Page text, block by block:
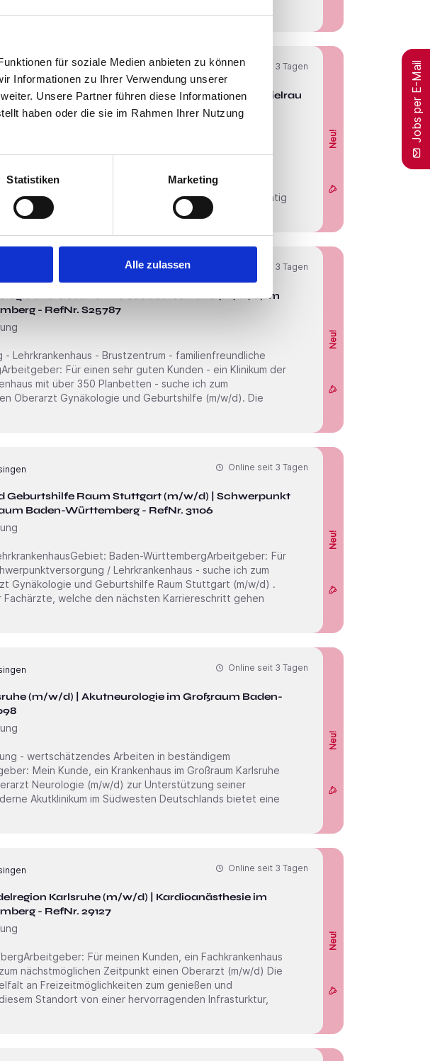
für soziale Medien anbieten zu können
Informationen zu Ihrer Verwendung unserer
Unsere Partner führen diese Informationen
haben oder die sie im Rahmen Ihrer Nutzung
Statistiken Marketing
Alle zulassen
suchen wir
Stuttgart (m/w/d) | Gestaltungsspielraum
- RefNr. 29253
Neu!
Online seit 3 Tagen
Vergütung - Akutpsychiatrie - Metropolregion mit
Ihnen als Oberarzt für Psychiatrie und
und Geburtshilfe Süddeutschland (m/w/d) im
- RefNr. S25787
Neu!
3 Tagen
Lehrkrankenhaus - Brustzentrum - familienfreundliche
mit über 350 Planbetten - suche ich zum
Gynäkologie und Geburtshilfe (m/w/d). Die
Geburtshilfe Raum Stuttgart (m/w/d) | Schwerpunkt
Baden-Württemberg - RefNr. 31106
Neu!
Online seit 3 Tagen
WürttembergArbeitgeber: Für
/ Lehrkrankenhaus - suche ich zum
welche den nächsten Karriereschritt gehen
im Großraum Baden-
Neu!
Online seit 3 Tagen
- wertschätzendes Arbeiten in beständigem
Karlsruhe (m/w/d) | Kardioanästhesie im
- RefNr. 29127
Neu!
Online seit 3 Tagen
nächstmöglichen Zeitpunkt einen Oberarzt (m/w/d) Die
an Freizeitmöglichkeiten zum genießen und
Standort von einer hervorragenden Infrasturktur,
Jobs per E-Mail